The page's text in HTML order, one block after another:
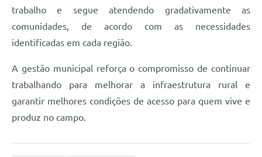
trabalho e segue atendendo gradativamente as
comunidades, de acordo com as necessidades
identificadas em cada região.
A gestão municipal reforça o compromisso de continuar
trabalhando para melhorar a infraestrutura rural e
garantir melhores condições de acesso para quem vive e
produz no campo.